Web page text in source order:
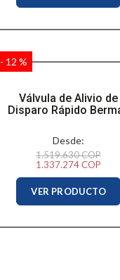
Válvula de Alivio de
Disparo Rápido
- 12 %
Desde:
1.519.630 COP
1.337.274 COP
VER PRODUCTO